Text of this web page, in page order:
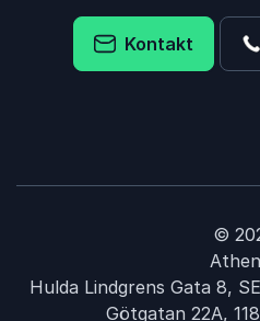
Kontakt
©
Hulda Lindgrens Gata 8,
Götgatan 22A,